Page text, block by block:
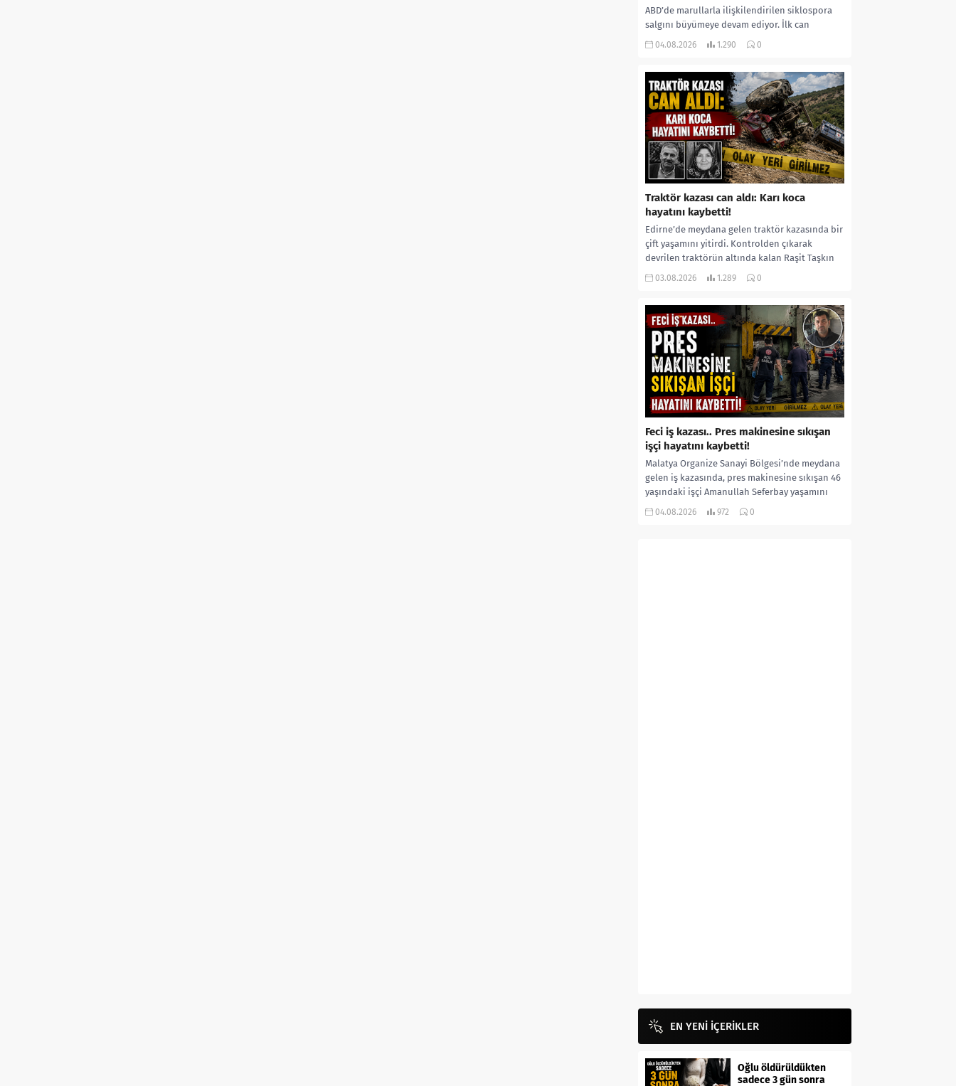
ABD’de marullarla ilişkilendirilen siklospora
salgını büyümeye devam ediyor. İlk can
kayıplarının yaşandığı salgında vaka sayısının
04.08.2026 1.290 0
Traktör kazası can aldı: Karı koca
hayatını kaybetti!
Edirne’de meydana gelen traktör kazasında bir
çift yaşamını yitirdi. Kontrolden çıkarak
devrilen traktörün altında kalan Raşit Taşkın
ile eşi Fatma...
03.08.2026 1.289 0
Feci iş kazası.. Pres makinesine sıkışan
işçi hayatını kaybetti!
Malatya Organize Sanayi Bölgesi’nde meydana
gelen iş kazasında, pres makinesine sıkışan 46
yaşındaki işçi Amanullah Seferbay yaşamını
yitirdi. Olayla ilgili...
04.08.2026 972 0
EN YENİ İÇERİKLER
Oğlu öldürüldükten
sadece 3 gün sonra